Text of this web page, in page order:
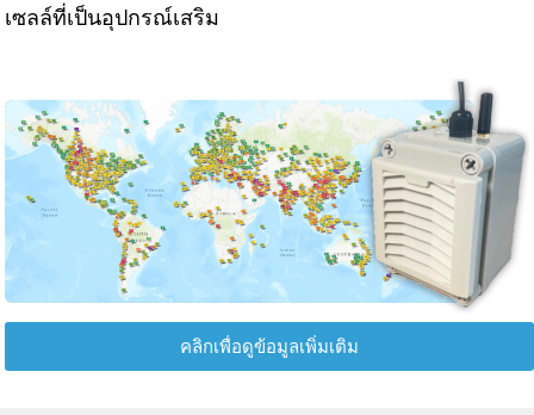
เซลล์ที่เป็นอุปกรณ์เสริม
คลิกเพื่อดูข้อมูลเพิ่มเติม